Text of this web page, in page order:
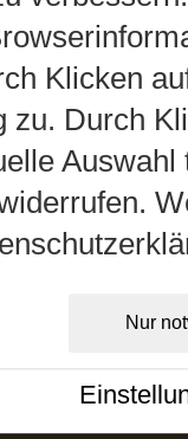
Klicken
zu. Durch
Nur